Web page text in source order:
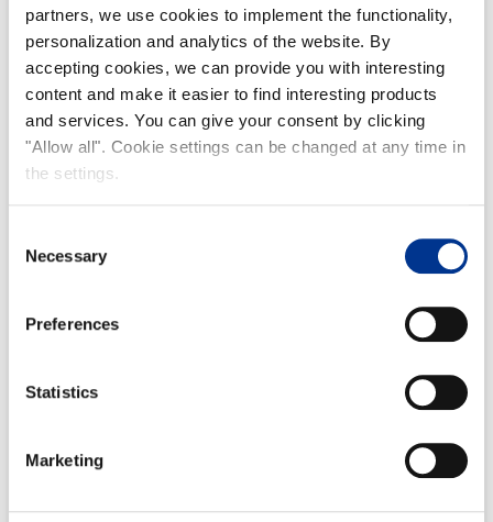
partners, we use cookies to implement the functionality,
personalization and analytics of the website. By
accepting cookies, we can provide you with interesting
content and make it easier to find interesting products
and services. You can give your consent by clicking
"Allow all". Cookie settings can be changed at any time in
the settings.
Selection
Necessary
Preferences
Statistics
Marketing